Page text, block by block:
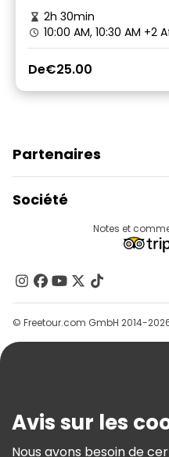
2h 30min
10:00 AM, 10:30 AM +2
De€25.00
Partenaires
Connexion Du Fournisseur
Programme D’affiliation
Société
Contactez-Nous
Groupes
Aide
Conditions Générales Et
Notes et
© Freetour.com GmbH 2014-
Avis sur les
Nous avons besoin de